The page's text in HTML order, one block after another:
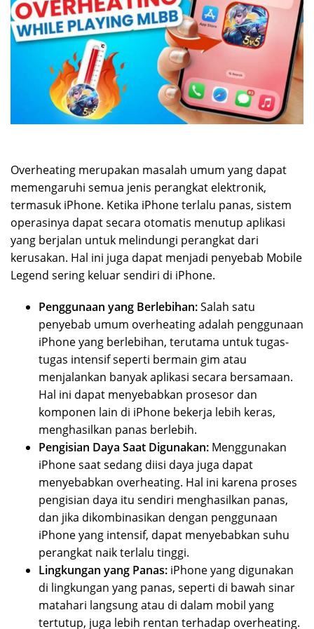
Overheating merupakan masalah umum yang dapat
memengaruhi semua jenis perangkat elektronik,
termasuk iPhone. Ketika iPhone terlalu panas, sistem
operasinya dapat secara otomatis menutup aplikasi
yang berjalan untuk melindungi perangkat dari
kerusakan. Hal ini juga dapat menjadi penyebab Mobile
Legend sering keluar sendiri di iPhone.
Penggunaan yang Berlebihan:Salah satu
penyebab umum overheating adalah penggunaan
iPhone yang berlebihan, terutama untuk tugas-
tugas intensif seperti bermain gim atau
menjalankan banyak aplikasi secara bersamaan.
Hal ini dapat menyebabkan prosesor dan
komponen lain di iPhone bekerja lebih keras,
menghasilkan panas berlebih.
Pengisian Daya Saat Digunakan: Menggunakan
iPhone saat sedang diisi daya juga dapat
menyebabkan overheating. Hal ini karena proses
pengisian daya itu sendiri menghasilkan panas,
dan jika dikombinasikan dengan penggunaan
iPhone yang intensif, dapat menyebabkan suhu
perangkat naik terlalu tinggi.
Lingkungan yang Panas: iPhone yang digunakan
di lingkungan yang panas, seperti di bawah sinar
matahari langsung atau di dalam mobil yang
tertutup, juga lebih rentan terhadap overheating.